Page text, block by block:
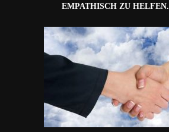
EMPATHISCH ZU HELFEN.